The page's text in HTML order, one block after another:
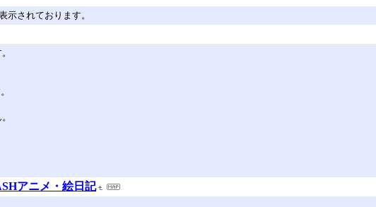
示されております。
アニメ・絵日記